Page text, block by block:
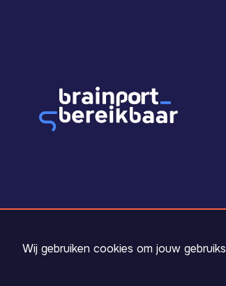
Cookie melding
Wij gebruiken cookies om jouw